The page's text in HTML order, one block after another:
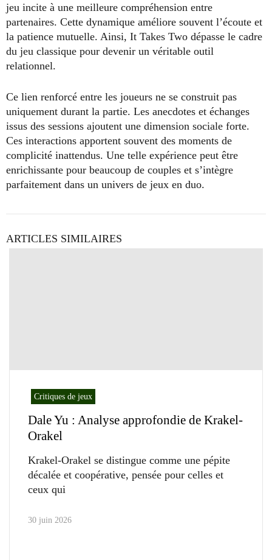
jeu incite à une meilleure compréhension entre
partenaires. Cette dynamique améliore souvent l’écoute et
la patience mutuelle. Ainsi, It Takes Two dépasse le cadre
du jeu classique pour devenir un véritable outil
relationnel.
Ce lien renforcé entre les joueurs ne se construit pas
uniquement durant la partie. Les anecdotes et échanges
issus des sessions ajoutent une dimension sociale forte.
Ces interactions apportent souvent des moments de
complicité inattendus. Une telle expérience peut être
enrichissante pour beaucoup de couples et s’intègre
parfaitement dans un univers de jeux en duo.
ARTICLES SIMILAIRES
Critiques de jeux
Dale Yu : Analyse approfondie de Krakel-
Orakel
Krakel-Orakel se distingue comme une pépite
décalée et coopérative, pensée pour celles et
ceux qui
30 juin 2026